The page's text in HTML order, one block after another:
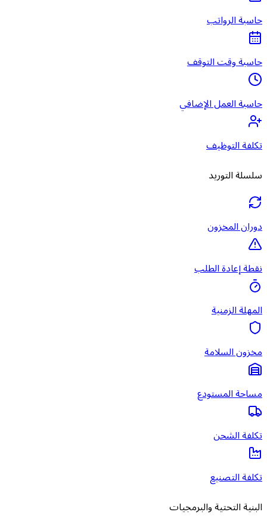
حاسبة الرواتب
حاسبة وقت التوقف
حاسبة العمل الإضافي
تكلفة التوظيف
سلسلة التوريد
دوران المخزون
نقطة إعادة الطلب
المهلة الزمنية
مخزون السلامة
مساحة المستودع
تكلفة الشحن
تكلفة التصنيع
البنية التحتية والبرمجيات